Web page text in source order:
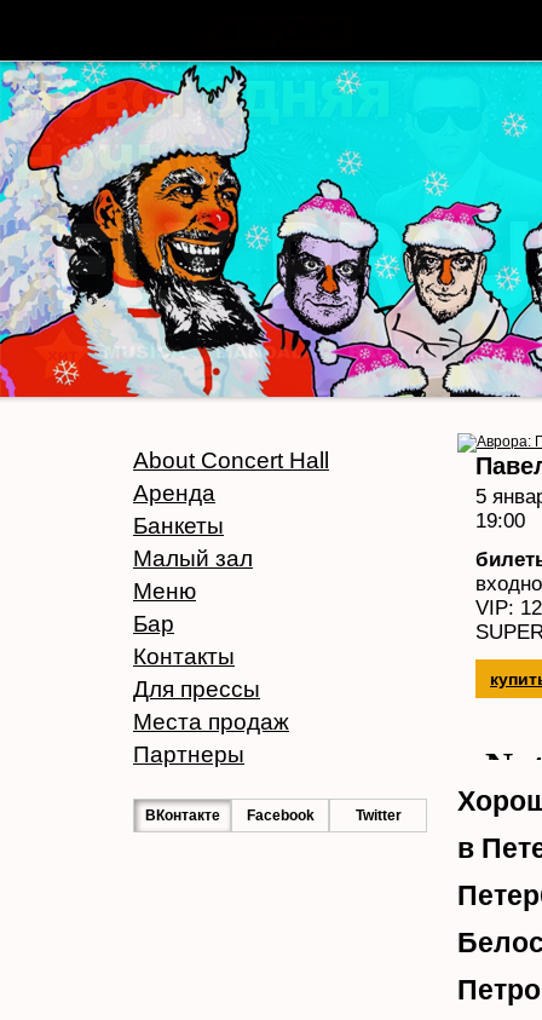
About Concert Hall
Аренда
Банкеты
Малый зал
Меню
Бар
Контакты
Для прессы
Места продаж
Партнеры
ВКонтакте Facebook Twitter
5
19:00
VIP:
в